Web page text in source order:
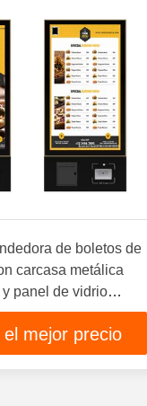
de boletos de
carcasa metálica
panel de vidrio
de boletos
el mejor precio